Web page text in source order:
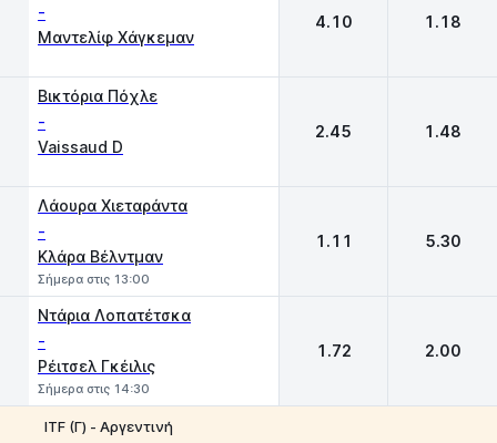
-
Μαντελίφ Χάγκεμαν
4.10 1.18
Βικτόρια Πόχλε
-
Vaissaud D
2.45 1.48
Λάουρα Χιεταράντα
-
Κλάρα Βέλντμαν
Σήμερα στις 13:00
1.11 5.30
Ντάρια Λοπατέτσκα
-
Ρέιτσελ Γκέιλις
Σήμερα στις 14:30
1.72 2.00
ITF (Γ) - Αργεντινή